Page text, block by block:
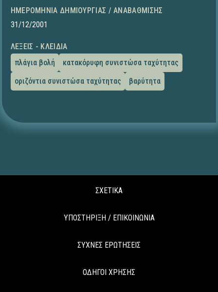
ΗΜΕΡΟΜΗΝΊΑ ΔΗΜΙΟΥΡΓΊΑΣ / ΑΝΑΒΆΘΜΙΣΗΣ
31/12/2001
ΛΈΞΕΙΣ - ΚΛΕΙΔΙΆ
πλάγια βολή
κατακόρυφη συνιστώσα ταχύτητας
οριζόντια συνιστώσα ταχύτητας
βαρύτητα
ΣΧΕΤΙΚΑ
ΥΠΟΣΤΗΡΙΞΗ / ΕΠΙΚΟΙΝΩΝΙΑ
ΣΥΧΝΕΣ ΕΡΩΤΗΣΕΙΣ
ΟΔΗΓΟΙ ΧΡΗΣΗΣ